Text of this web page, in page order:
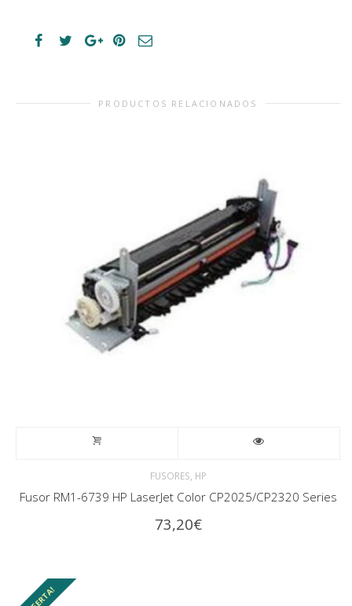
PRODUCTOS RELACIONADOS
FUSORES, HP
Fusor RM1-6739 HP LaserJet Color CP2025/CP2320 Series
73,20€